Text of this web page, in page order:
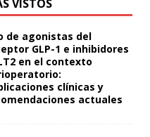
VISTOS
de agonistas del
GLP-1 e inhibidores
en el contexto
clínicas y
actuales